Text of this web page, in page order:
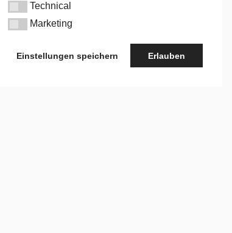
TechnicalTechnical
MarketingMarketing
Einstellungen speichern Erlauben